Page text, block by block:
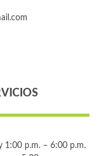
1:00 p.m. – 6:00 p.m.